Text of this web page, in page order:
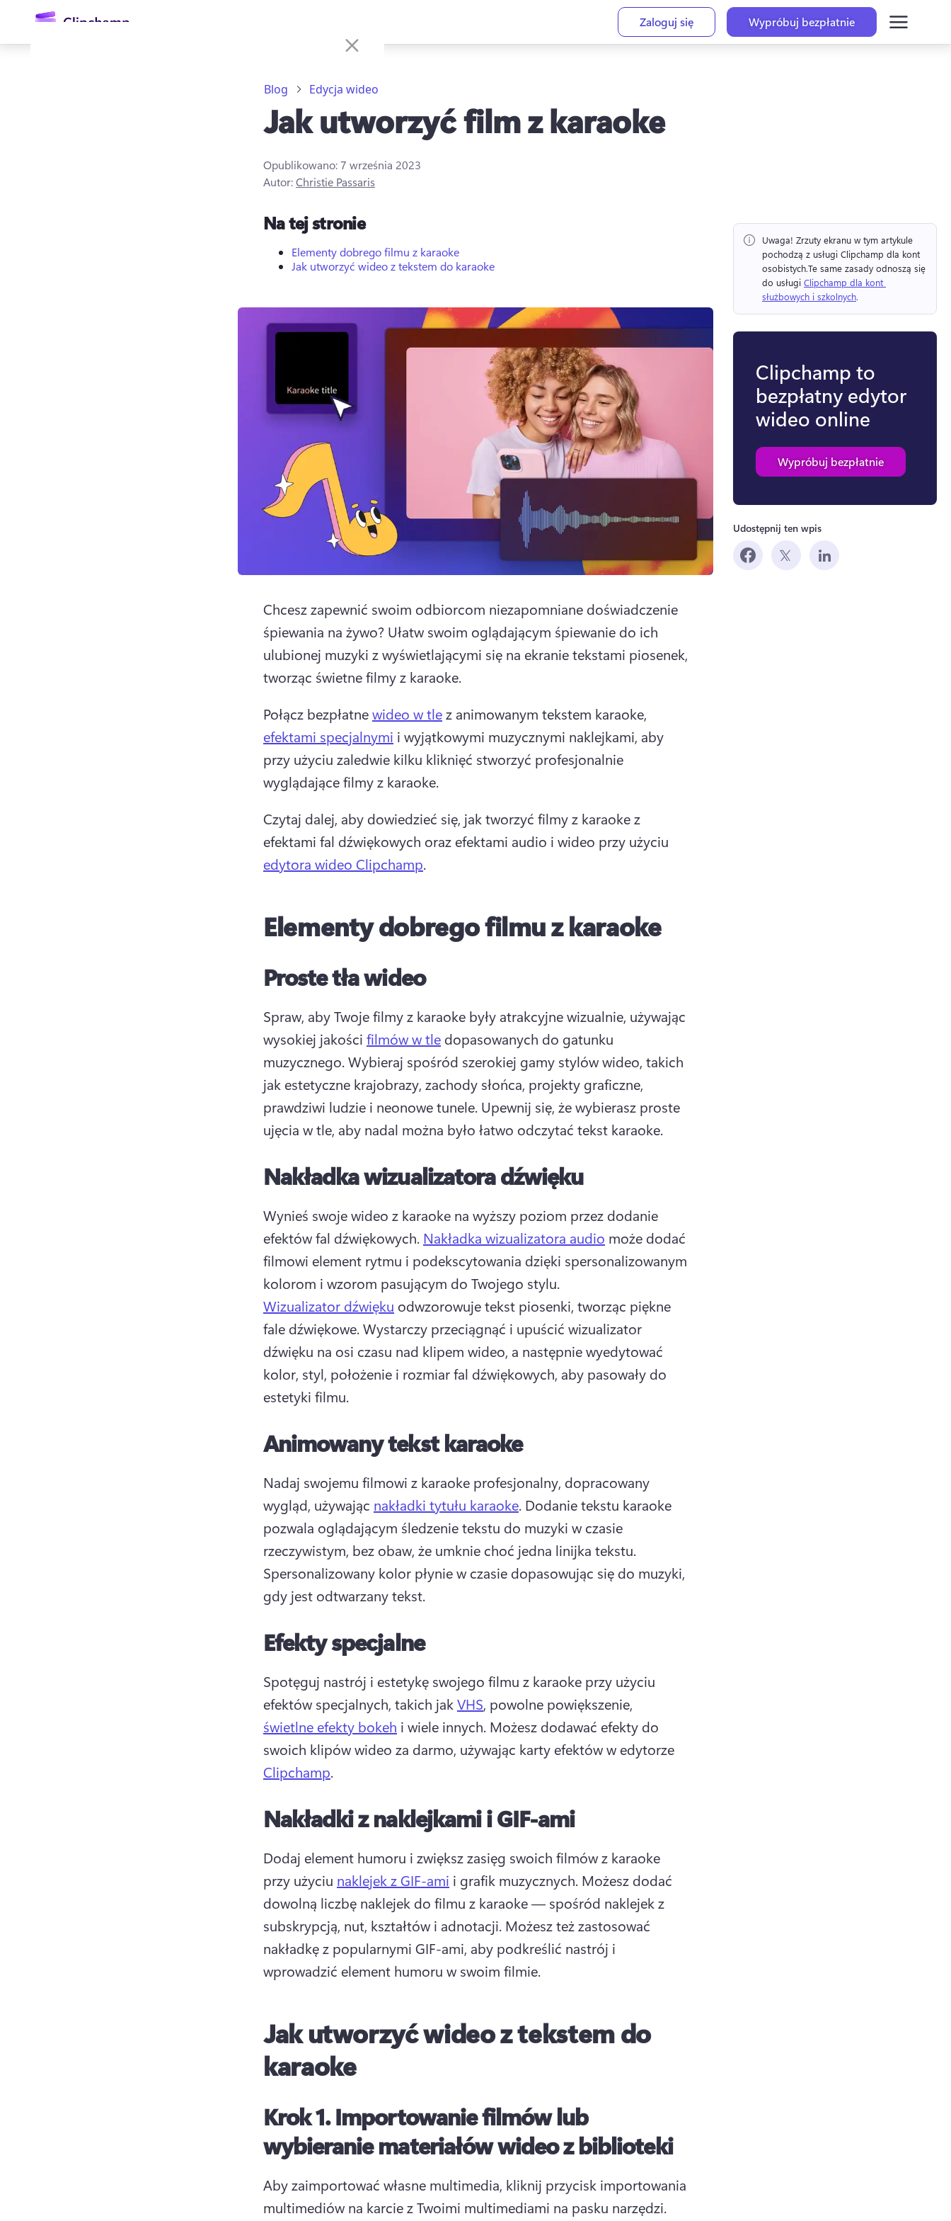
głównej
Zaloguj się Wypróbuj bezpłatnie
Blog Edycja wideo
Jak utworzyć film z karaoke
Opublikowano:7 września 2023
Autor:Christie Passaris
Na tej stronie
Elementy dobrego filmu z karaoke
Jak utworzyć wideo z tekstem do karaoke
Chcesz zapewnić swoim odbiorcom niezapomniane doświadczenie
śpiewania na żywo? Ułatw swoim oglądającym śpiewanie do ich
ulubionej muzyki z wyświetlającymi się na ekranie tekstami piosenek,
tworząc świetne filmy z karaoke.
Połącz bezpłatne wideo w tle z animowanym tekstem karaoke,
efektami specjalnymi i wyjątkowymi muzycznymi naklejkami, aby
przy użyciu zaledwie kilku kliknięć stworzyć profesjonalnie
wyglądające filmy z karaoke.
Czytaj dalej, aby dowiedzieć się, jak tworzyć filmy z karaoke z
efektami fal dźwiękowych oraz efektami audio i wideo przy użyciu
edytora wideo Clipchamp.
Elementy dobrego filmu z karaoke
Proste tła wideo
Spraw, aby Twoje filmy z karaoke były atrakcyjne wizualnie, używając
wysokiej jakości filmów w tle dopasowanych do gatunku
muzycznego. Wybieraj spośród szerokiej gamy stylów wideo, takich
jak estetyczne krajobrazy, zachody słońca, projekty graficzne,
prawdziwi ludzie i neonowe tunele. Upewnij się, że wybierasz proste
ujęcia w tle, aby nadal można było łatwo odczytać tekst karaoke.
Nakładka wizualizatora dźwięku
Wynieś swoje wideo z karaoke na wyższy poziom przez dodanie
efektów fal dźwiękowych. Nakładka wizualizatora audio może dodać
filmowi element rytmu i podekscytowania dzięki spersonalizowanym
kolorom i wzorom pasującym do Twojego stylu.
Wizualizator dźwięku odwzorowuje tekst piosenki, tworząc piękne
fale dźwiękowe. Wystarczy przeciągnąć i upuścić wizualizator
dźwięku na osi czasu nad klipem wideo, a następnie wyedytować
kolor, styl, położenie i rozmiar fal dźwiękowych, aby pasowały do
estetyki filmu.
Animowany tekst karaoke
Nadaj swojemu filmowi z karaoke profesjonalny, dopracowany
wygląd, używając nakładki tytułu karaoke. Dodanie tekstu karaoke
pozwala oglądającym śledzenie tekstu do muzyki w czasie
Spersonalizowany kolor płynie w czasie dopasowując się do muzyki,
gdy jest odtwarzany tekst.
Efekty specjalne
Spotęguj nastrój i estetykę swojego filmu z karaoke przy użyciu
efektów specjalnych, takich jak VHS, powolne powiększenie,
świetlne efekty bokeh i wiele innych. Możesz dodawać efekty do
swoich klipów wideo za darmo, używając karty efektów w edytorze
Clipchamp.
Nakładki z naklejkami i GIF-ami
Dodaj element humoru i zwiększ zasięg swoich filmów z karaoke
przy użyciu naklejek z GIF-ami i grafik muzycznych. Możesz dodać
dowolną liczbę naklejek do filmu z karaoke — spośród naklejek z
subskrypcją, nut, kształtów i adnotacji. Możesz też zastosować
nakładkę z popularnymi GIF-ami, aby podkreślić nastrój i
wprowadzić element humoru w swoim filmie.
Jak utworzyć wideo z tekstem do
karaoke
Krok 1.Importowanie filmów lub
wybieranie materiałów wideo z biblioteki
Aby zaimportować własne multimedia, kliknij przycisk importowania
multimediów na karcie z Twoimi multimediami na pasku narzędzi.
Uwaga! Zrzuty ekranu w tym artykule
pochodzą z usługi Clipchamp dla kont
osobistych.Te same zasady odnoszą się
do usługi Clipchamp dla kont
służbowych i szkolnych.
Clipchamp to
bezpłatny edytor
wideo online
Wypróbuj bezpłatnie
Udostępnij ten wpis